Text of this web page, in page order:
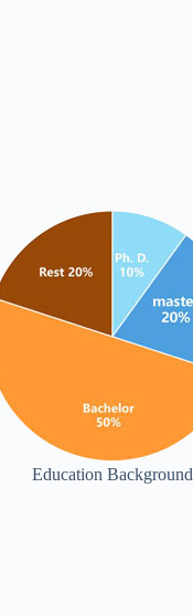
Education Background